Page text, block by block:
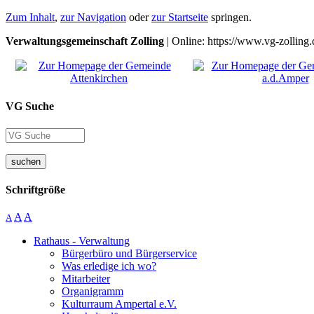
Zum Inhalt, zur Navigation oderzur Startseite springen.
Verwaltungsgemeinschaft Zolling | Online: https://www.vg-
VG Suche
suchen
Schriftgröße
A A A
Rathaus - Verwaltung
Bürgerbüro und Bürgerservice
Was erledige ich wo?
Mitarbeiter
Organigramm
Kulturraum Ampertal e.V.